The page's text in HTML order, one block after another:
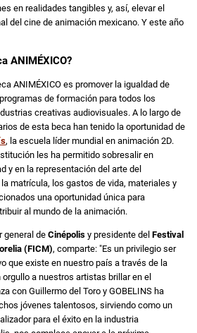
en realidades tangibles y, así, elevar el
del cine de animación mexicano. Y este año
ANIMÉXICO?
ANIMÉXICO es promover la igualdad de
de formación para todos los
creativas audiovisuales. A lo largo de
de esta beca han tenido la oportunidad de
, la escuela líder mundial en animación 2D.
les ha permitido sobresalir en
y en la representación del arte del
matrícula, los gastos de vida, materiales y
una oportunidad única para
al mundo de la animación.
general de Cinépolis y presidente del Festival
(FICM), comparte: "Es un privilegio ser
que existe en nuestro país a través de la
orgullo a nuestros artistas brillar en el
con Guillermo del Toro y GOBELINS ha
jóvenes talentosos, sirviendo como un
para el éxito en la industria